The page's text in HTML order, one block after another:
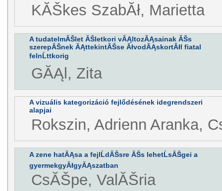
KĂŠkes SzabĂł, Marietta
A tudatelmĂŠlet ĂŠletkori vĂĄltozĂĄsainak ĂŠs
szerepĂŠnek ĂĄttekintĂŠse ĂłvodĂĄskortĂłl fiatal
felnĹttkorig
GĂĄl, Zita
A vizuális kategorizáció fejlődésének idegrendszeri
alapjai
Rokszin, Adrienn Aranka,
A zene hatĂĄsa a fejlĹdĂŠsre ĂŠs lehetĹsĂŠgei a
gyermekgyĂłgyĂĄszatban
CsĂŠpe, ValĂŠria